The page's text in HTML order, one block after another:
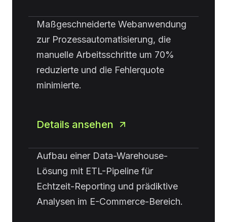
Maßgeschneiderte Webanwendung
zur Prozessautomatisierung, die
manuelle Arbeitsschritte um 70%
reduzierte und die Fehlerquote
minimierte.
Details ansehen
Aufbau einer Data-Warehouse-
Lösung mit ETL-Pipeline für
Echtzeit-Reporting und prädiktive
Analysen im E-Commerce-Bereich.